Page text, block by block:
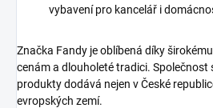
vybavení pro kancelář i
Značka Fandy je oblíbená díky
cenám a dlouholeté tradici. Společnost
produkty dodává nejen v České
evropských zemí.